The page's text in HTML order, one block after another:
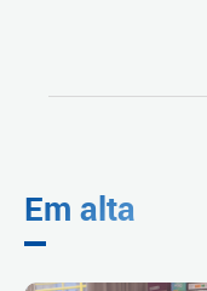
Em alta